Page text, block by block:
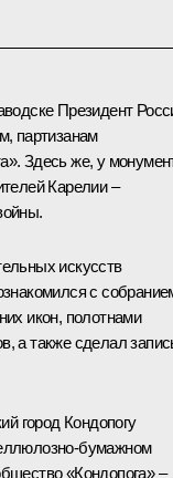
Президент
партизанам
Здесь же, у
Карелии –
искусств
с
икон, полотнами
а также сделал
город Кондопогу
бумажном
«Кондопога» –